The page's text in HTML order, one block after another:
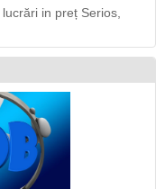
in preț Serios,